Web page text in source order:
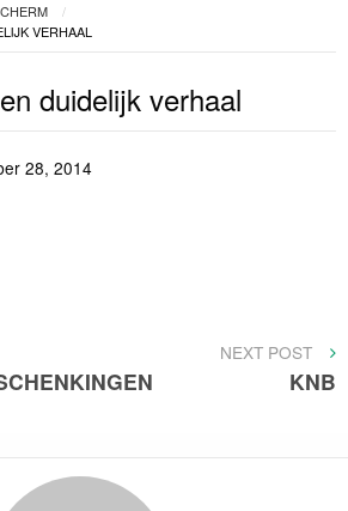
VERHAAL
duidelijk verhaal
28, 2014
NEXT
NEXT POST
KNB